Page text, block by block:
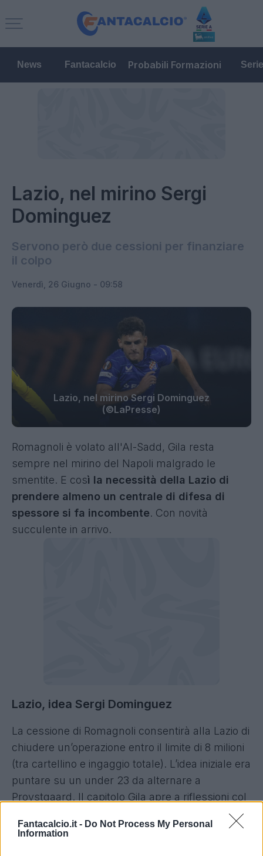
Fantacalcio.it - Do Not Process My Personal
Information
News Fantacalcio Probabili Formazioni
Lazio, nel mirino Sergi
Dominguez
Servono però due cessioni per finanziare
il colpo
Venerdì, 26 Giugno - 09:58
Lazio, nel mirino Sergi Dominguez
(©LaPresse)
Romagnoli è volato all'Al-Sadd, Gila resta
sempre nel mirino del Napoli malgrado le
smentite. E così la necessità della Lazio di
prendere almeno un centrale di difesa di
spessore si fa incombente. Con novità
succulente in arrivo.
Lazio, idea Sergi Dominguez
La cessione di Romagnoli consentirà alla Lazio di
chiudere un’operazione entro il limite di 8 milioni
(tra cartellino e ingaggio totale). L’idea iniziale era
puntare su un under 23 da alternare a
Provstgaard. Il capitolo Gila apre a riflessioni col
Napoli su scambi o contropartite (Lucca o Rafa
Marin), poi si torna a dichiararlo vendibile solo